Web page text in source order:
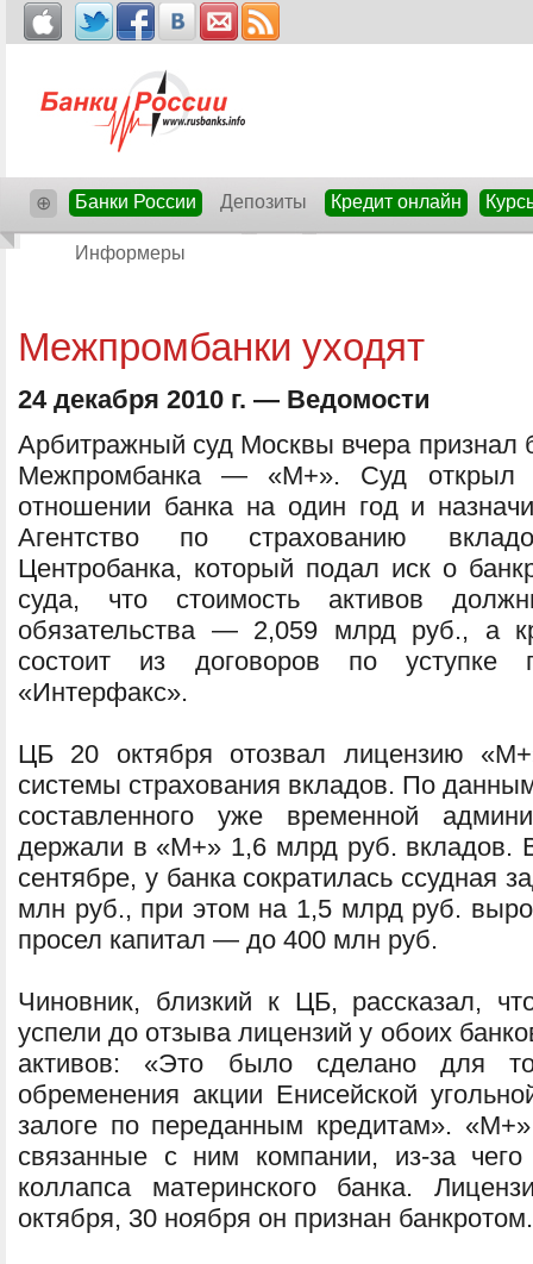
⊕ Банки России Депозиты Кредит онлайн
Информеры
Межпромбанки уходят
24 декабря 2010 г. — Ведомости
Арбитражный суд Москвы вчера признал
Межпромбанка — «М+». Суд открыл
отношении банка на один год и
Агентство по страхованию
Центробанка, который подал иск о
суда, что стоимость активов
обязательства — 2,059 млрд руб., а
состоит из договоров по уступке
«Интерфакс».
ЦБ 20 октября отозвал лицензию
системы страхования вкладов. По
составленного уже временной
держали в «М+» 1,6 млрд руб. вкладов.
сентябре, у банка сократилась ссудная
млн руб., при этом на 1,5 млрд руб.
просел капитал — до 400 млн руб.
Чиновник, близкий к ЦБ, рассказал,
успели до отзыва лицензий у обоих
активов: «Это было сделано для
обременения акции Енисейской
залоге по переданным кредитам».
связанные с ним компании, из-за
коллапса материнского банка.
октября, 30 ноября он признан банкротом.